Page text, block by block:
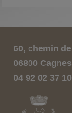
60, chemin de
06800
04 92 02 37 10